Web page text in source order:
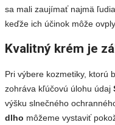
sa mali zaujímať najmä
keďže ich účinok môže
Kvalitný krém je
Pri výbere kozmetiky, ktorú
zohráva kľúčovú úlohu údaj
výšku slnečného
dlho môžeme vystaviť